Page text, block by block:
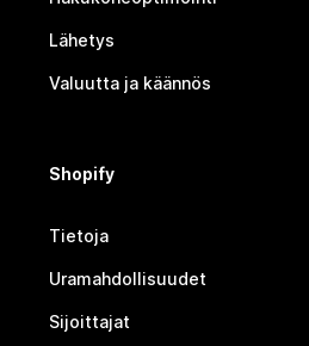
Lähetys
Valuutta ja käännös
Shopify
Tietoja
Uramahdollisuudet
Sijoittajat